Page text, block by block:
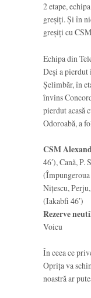
2 etape,
greșiți. Și în
greșiți cu
Echipa din
Deși a pierdut
Șelimbăr, în
învins
pierdut acasă
Odoroabă, a
CSM
46′), Cană, P.
(Împungeroua
Nițescu,
(Iakabfi 46′)
Rezerve
Voicu
În ceea ce
Oprița va
noastră ar